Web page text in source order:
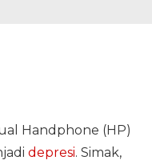
Handphone (HP)
depresi. Simak,